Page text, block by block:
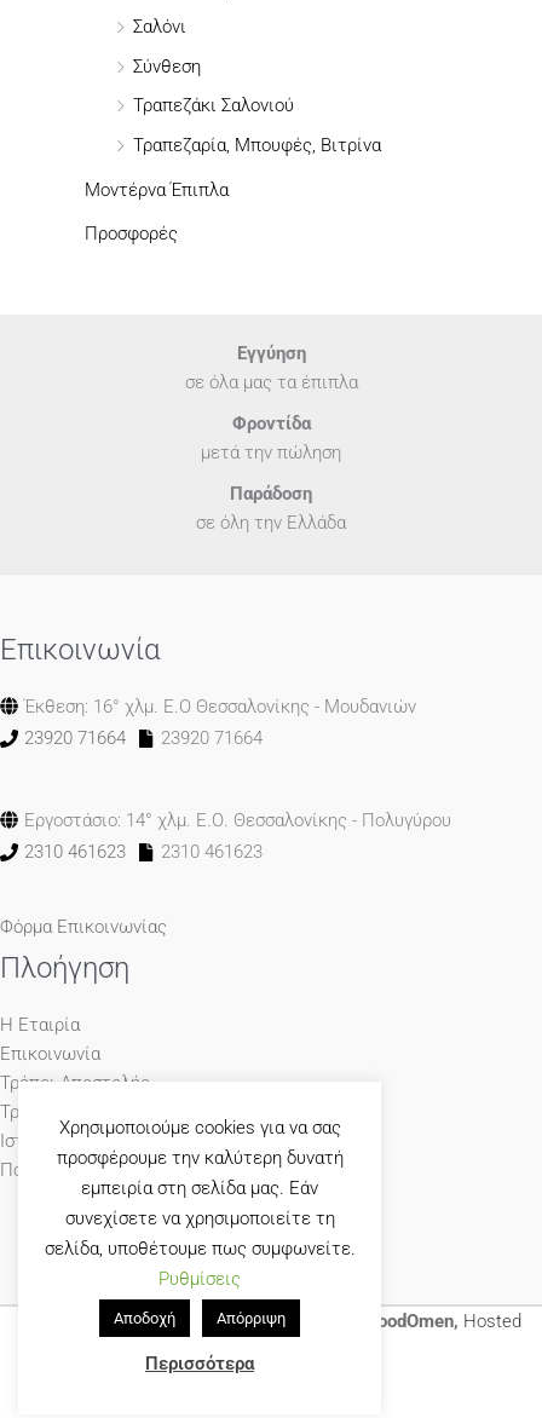
Σαλόνι
Σύνθεση
Τραπεζάκι Σαλονιού
Τραπεζαρία, Μπουφές, Βιτρίνα
Μοντέρνα Έπιπλα
Προσφορές
Εγγύηση
σε όλα μας τα έπιπλα
Φροντίδα
μετά την πώληση
Παράδοση
σε όλη την Ελλάδα
Επικοινωνία
Έκθεση: 16° χλμ. Ε.Ο Θεσσαλονίκης - Μουδανιών
23920 71664
23920 71664
Εργοστάσιο: 14° χλμ. Ε.Ο. Θεσσαλονίκης - Πολυγύρου
2310 461623
2310 461623
Φόρμα Επικοινωνίας
Πλοήγηση
Η Εταιρία
Επικοινωνία
Τρόποι Αποστολής
Τρόποι Πληρωμής
Ιστολόγιο
Πολιτική Απορρήτου
© 1965-2026 Γκούμας Έπιπλο Designed by GoodOmen, Hosted
Χρησιμοποιούμε cookies για να σας
προσφέρουμε την καλύτερη δυνατή
εμπειρία στη σελίδα μας. Εάν
συνεχίσετε να χρησιμοποιείτε τη
σελίδα, υποθέτουμε πως συμφωνείτε.
Ρυθμίσεις
Αποδοχή Απόρριψη
Περισσότερα